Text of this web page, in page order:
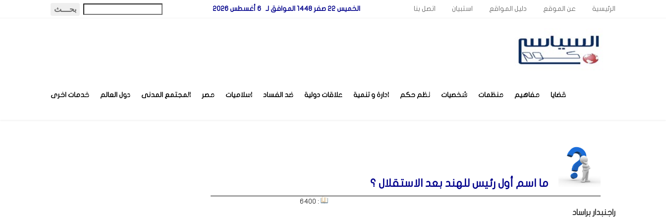
الرئيسية عن الموقع دليل المواقع استبيان اتصل بنا الخميس 22 صفر 1448 الموافق لـ 6 أغسطس 2026
قضايا مفاهيم منظمات شخصيات نظم حكم ادارة و تنمية علاقات دولية ضد الفساد اسلاميات مصر المجتمع المدنى دول العالم خدمات اخرى
ما اسم أول رئيس للهند بعد الاستقلال ؟
: 6400
راجنبدار براساد